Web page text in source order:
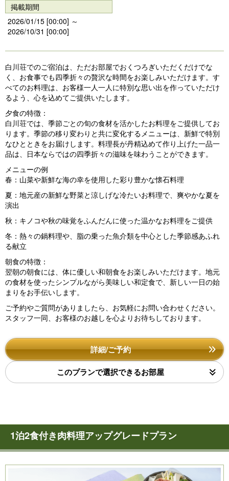
掲載期間
2026/01/15 [00:00] ～
2026/10/31 [00:00]
白川荘でのご宿泊は、ただお部屋でおくつろぎいただくだけでな
く、お食事でも四季折々の贅沢な時間をお楽しみいただけます。す
べてのお料理は、お客様一人一人に特別な思い出を作っていただけ
るよう、心を込めてご提供いたします。
夕食の特徴：
白川荘では、季節ごとの旬の食材を活かしたお料理をご提供してお
ります。季節の移り変わりと共に変化するメニューは、新鮮で特別
なひとときをお届けします。料理長が丹精込めて作り上げた一品一
品は、日本ならではの四季折々の滋味を味わうことができます。
メニューの例
春：山菜や新鮮な海の幸を使用した彩り豊かな懐石料理
夏：地元産の新鮮な野菜と涼しげな冷たいお料理で、爽やかな夏を
演出
秋：キノコや秋の味覚をふんだんに使った温かなお料理をご提供
冬：熱々の鍋料理や、脂の乗った魚介類を中心とした季節感あふれ
る献立
朝食の特徴：
翌朝の朝食には、体に優しい和朝食をお楽しみいただけます。地元
の食材を使ったシンプルながら美味しい和定食で、新しい一日の始
まりをお手伝いします。
ご予約やご質問がありましたら、お気軽にお問い合わせください。
スタッフ一同、お客様のお越しを心よりお待ちしております。
詳細/ご予約
このプランで選択できるお部屋
1泊2食付き肉料理アップグレードプラン